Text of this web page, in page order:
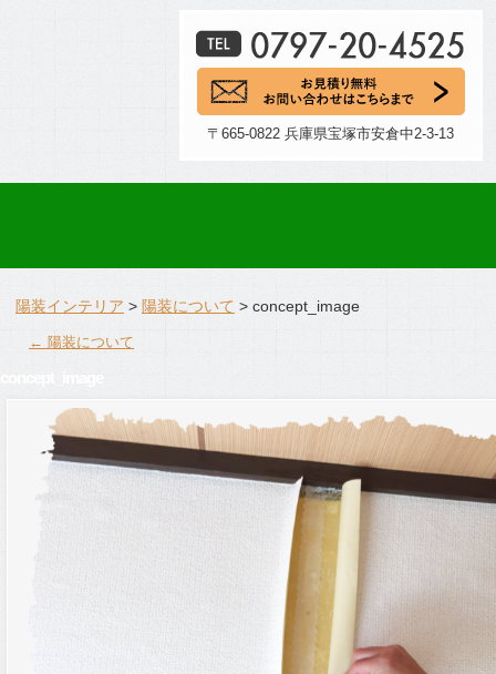
〒665-0822 兵庫県宝塚市安倉中2-3-13
陽装インテリア > 陽装について > concept_image
← 陽装について
concept_image